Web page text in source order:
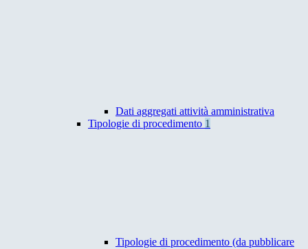
Dati aggregati attività amministrativa
Tipologie di procedimento 1
Tipologie di procedimento (da pubblicare